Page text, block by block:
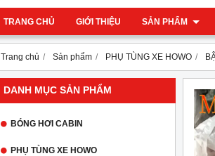
TRANG CHỦ GIỚI THIỆU SẢN PHẨM
Trang chủ Sản phẩm PHỤ TÙNG XE HOWO
DANH MỤC SẢN PHẨM
BÓNG HƠI CABIN
PHỤ TÙNG XE HOWO